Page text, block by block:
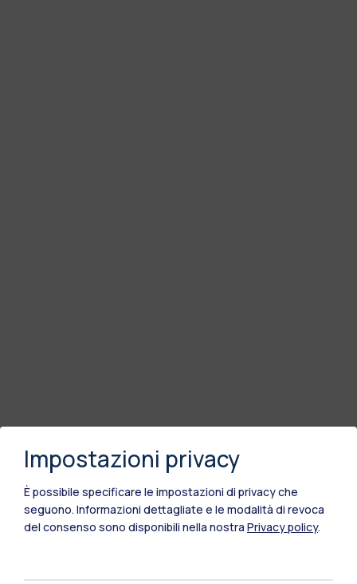
Impostazioni privacy
È possibile specificare le impostazioni di privacy che
seguono. Informazioni dettagliate e le modalità di revoca
del consenso sono disponibili nella nostra Privacy policy.